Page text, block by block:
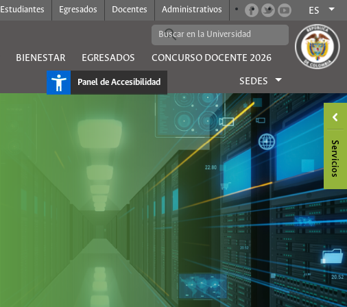
Estudiantes Egresados Docentes Administrativos ES
BIENESTAR EGRESADOS CONCURSO DOCENTE 2026
SEDES
Panel de Accesibilidad